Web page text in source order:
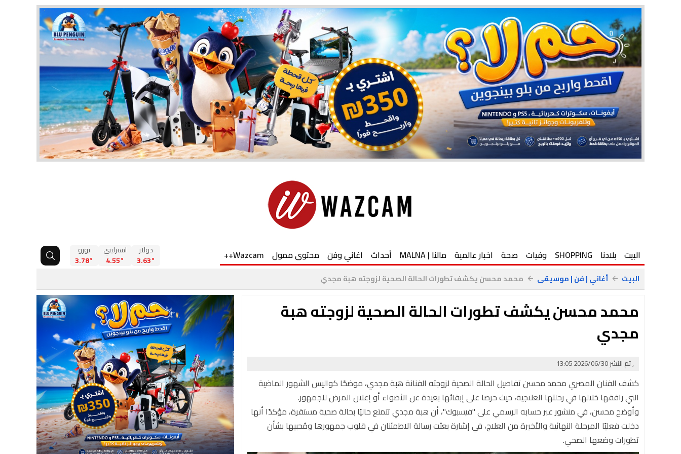
البيت بلادنا SHOPPING وفيات صحة اخبار عالمية مالنا | MALNA أحداث اغاني وفن محتوى ممول Wazcam++ دولار
3.63°
استرليني
4.55°
يورو
3.78°
البيت arrow_back أغاني | فن | موسيقى arrow_back محمد محسن يكشف تطورات الحالة الصحية لزوجته هبة مجدي
محمد محسن يكشف تطورات الحالة الصحية لزوجته هبة
مجدي
, تم النشر 2026/06/30 13:05
كشف الفنان المصري محمد محسن تفاصيل الحالة الصحية لزوجته الفنانة هبة مجدي، موضحًا كواليس الشهور الماضية
التي رافقها خلالها في رحلتها العلاجية، حيث حرصا على إبقائها بعيدة عن الأضواء أو إعلان المرض للجمهور.
وأوضح محسن، في منشور عبر حسابه الرسمي على "فيسبوك"، أن هبة مجدي تتمتع حاليًا بحالة صحية مستقرة، مؤكدًا أنها
دخلت فعليًا المرحلة النهائية والأخيرة من العلاج، في إشارة بعثت رسالة الاطمئنان في قلوب جمهورها ومُحبيها بشأن
تطورات وضعها الصحي.